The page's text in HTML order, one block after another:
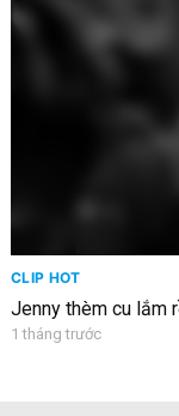
CLIP HOT
Jenny thèm cu lắm
1 tháng trước